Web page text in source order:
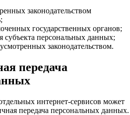
законодательством
государственных органов;
субъекта персональных данных;
законодательством.
передача
интернет-сервисов может
передача персональных данных.